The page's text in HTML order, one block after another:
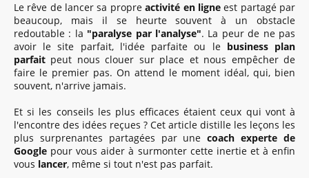
Le rêve de lancer sa propreactivité en ligneest partagé par
beaucoup, mais il se heurte souvent à un obstacle
redoutable : la "paralyse par l'analyse". La peur de ne pas
avoir le site parfait, l'idée parfaite ou le business plan
parfait peut nous clouer sur place et nous empêcher de
faire le premier pas. On attend le moment idéal, qui, bien
souvent, n'arrive jamais.
Et si les conseils les plus efficaces étaient ceux qui vont à
l'encontre des idées reçues ? Cet article distille les leçons les
plus surprenantes partagées par unecoach experte de
Google pour vous aider à surmonter cette inertie et à enfin
vous lancer, même si tout n'est pas parfait.